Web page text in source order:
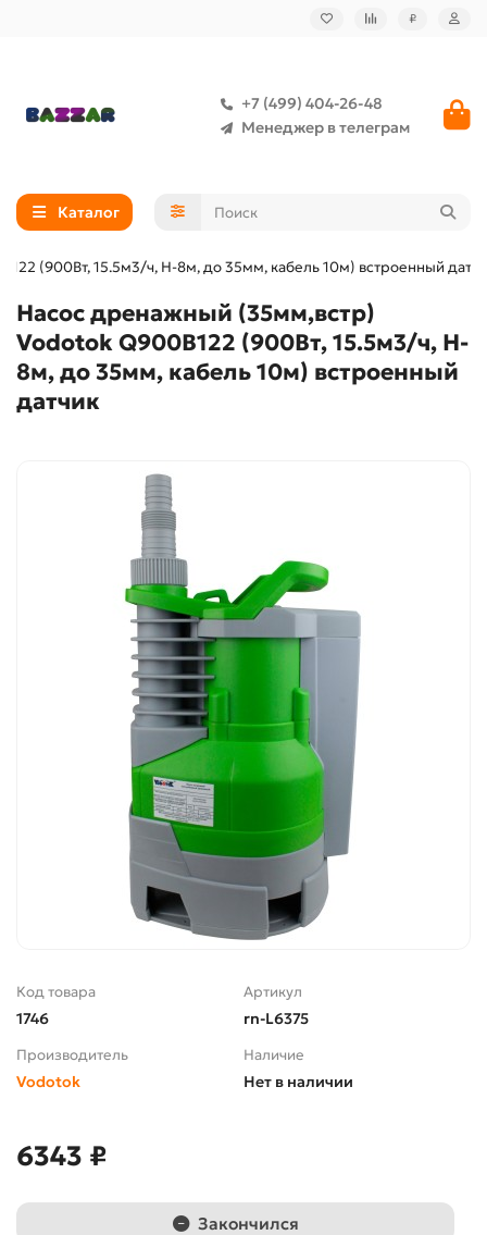
₽
+7 (499) 404-26-48
Менеджер в телеграм
Каталог
(900Вт, 15.5м3/ч, H-8м, до 35мм, кабель 10м) встроенный
Насос дренажный (35мм,встр)
Vodotok Q900B122 (900Вт, 15.5м3/ч, H-
8м, до 35мм, кабель 10м) встроенный
датчик
Код товара
1746
Артикул
rn-L6375
Производитель
Vodotok
Наличие
Нет в наличии
6343 ₽
Закончился